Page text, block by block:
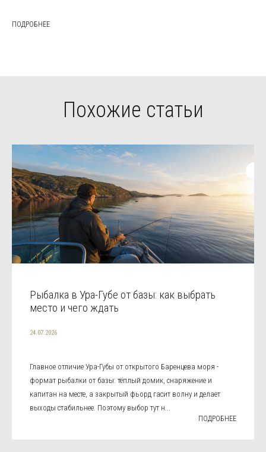
ПОДРОБНЕЕ
Похожие статьи
Рыбалка в Ура-Губе от базы: как выбрать
место и чего ждать
24.07.2026
Главное отличие Ура-Губы от открытого Баренцева моря -
формат рыбалки от базы: тёплый домик, снаряжение и
капитан на месте, а закрытый фьорд гасит волну и делает
выходы стабильнее. Поэтому выбор тут н...
ПОДРОБНЕЕ